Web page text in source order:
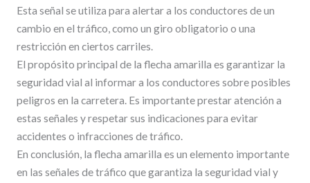
Esta señal se utiliza para alertar a los conductores de un
cambio en el tráfico, como un giro obligatorio o una
restricción en ciertos carriles.
El propósito principal de la flecha amarilla es garantizar la
seguridad vial al informar a los conductores sobre posibles
peligros en la carretera. Es importante prestar atención a
estas señales y respetar sus indicaciones para evitar
accidentes o infracciones de tráfico.
En conclusión, la flecha amarilla es un elemento importante
en las señales de tráfico que garantiza la seguridad vial y